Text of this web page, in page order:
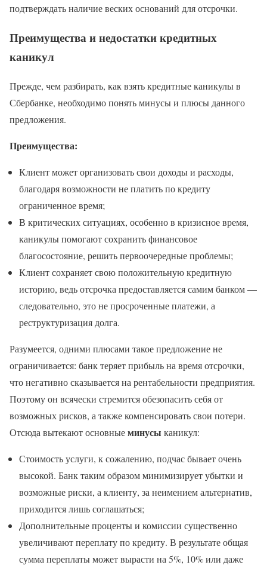
подтверждать наличие веских оснований для отсрочки.
Преимущества и недостатки кредитных
каникул
Прежде, чем разбирать, как взять кредитные каникулы в
Сбербанке, необходимо понять минусы и плюсы данного
предложения.
Преимущества:
Клиент может организовать свои доходы и расходы,
благодаря возможности не платить по кредиту
ограниченное время;
В критических ситуациях, особенно в кризисное время,
каникулы помогают сохранить финансовое
благосостояние, решить первоочередные проблемы;
Клиент сохраняет свою положительную кредитную
историю, ведь отсрочка предоставляется самим банком —
следовательно, это не просроченные платежи, а
реструктуризация долга.
Разумеется, одними плюсами такое предложение не
ограничивается: банк теряет прибыль на время отсрочки,
что негативно сказывается на рентабельности предприятия.
Поэтому он всячески стремится обезопасить себя от
возможных рисков, а также компенсировать свои потери.
Отсюда вытекают основныеминусы каникул:
Стоимость услуги, к сожалению, подчас бывает очень
высокой. Банк таким образом минимизирует убытки и
возможные риски, а клиенту, за неимением альтернатив,
приходится лишь соглашаться;
Дополнительные проценты и комиссии существенно
увеличивают переплату по кредиту. В результате общая
сумма переплаты может вырасти на 5%, 10% или даже